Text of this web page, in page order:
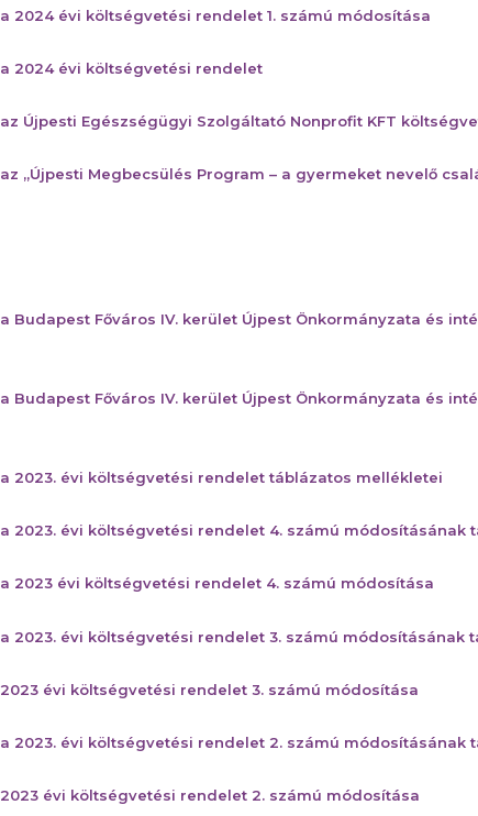
a 2024 évi költségvetési rendelet 1. számú módosítása
a 2024 évi költségvetési rendelet
az Újpesti Egészségügyi Szolgáltató Nonprofit KFT
az „Újpesti Megbecsülés Program – a gyermeket nevelő
a Budapest Főváros IV. kerület Újpest Önkormányzata és
a Budapest Főváros IV. kerület Újpest Önkormányzata és
a 2023. évi költségvetési rendelet táblázatos mellékletei
a 2023. évi költségvetési rendelet 4. számú módosításának
a 2023 évi költségvetési rendelet 4. számú módosítása
a 2023. évi költségvetési rendelet 3. számú módosításának
2023 évi költségvetési rendelet 3. számú módosítása
a 2023. évi költségvetési rendelet 2. számú módosításának
2023 évi költségvetési rendelet 2. számú módosítása